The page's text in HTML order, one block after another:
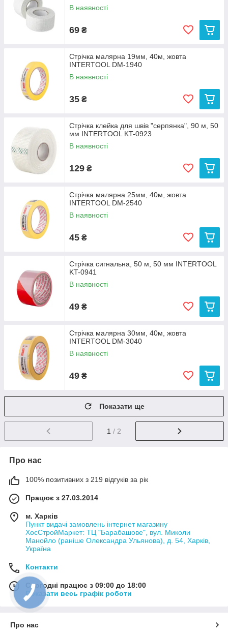
В наявності
69 ₴
Стрічка малярна 19мм, 40м, жовта
INTERTOOL DM-1940
В наявності
35 ₴
Стрічка клейка для швів "серпянка", 90 м, 50
мм INTERTOOL KT-0923
В наявності
129 ₴
Стрічка малярна 25мм, 40м, жовта
INTERTOOL DM-2540
В наявності
45 ₴
Стрічка сигнальна, 50 м, 50 мм INTERTOOL
KT-0941
В наявності
49 ₴
Стрічка малярна 30мм, 40м, жовта
INTERTOOL DM-3040
В наявності
49 ₴
Показати ще
1 / 2
Про нас
100% позитивних з 219 відгуків за рік
Працює з 27.03.2014
м. Харків
Пункт видачі замовлень інтернет магазину
ХосСтройМаркет: ТЦ "Барабашове", вул. Миколи
Манойло (раніше Олександра Ульянова), д. 54, Харків,
Україна
Контакти
Сьогодні працює з 09:00 до 18:00
Показати весь графік роботи
Про нас